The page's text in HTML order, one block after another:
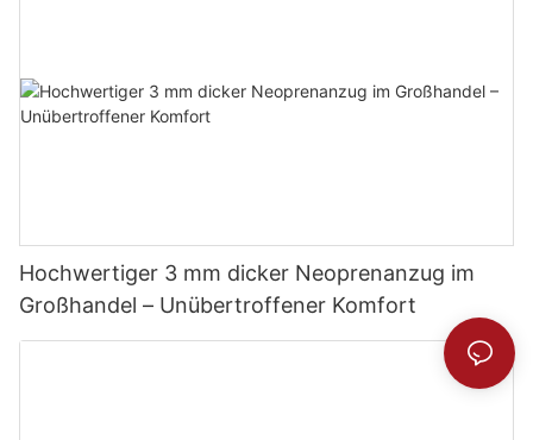
Hochwertiger 3 mm dicker Neoprenanzug im
Großhandel – Unübertroffener Komfort